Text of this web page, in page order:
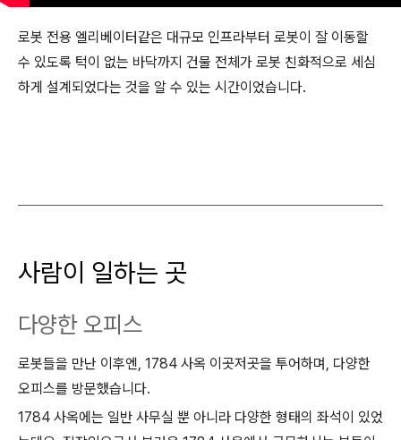
로봇 전용 엘리베이터같은 대규모 인프라부터 로봇이 잘 이동할
수 있도록 턱이 없는 바닥까지 건물 전체가 로봇 친화적으로 세심
하게 설계되었다는 것을 알 수 있는 시간이었습니다.
사람이 일하는 곳
다양한 오피스
로봇들을 만난 이후엔, 1784 사옥 이곳저곳을 투어하며, 다양한
오피스를 방문했습니다.
1784 사옥에는 일반 사무실 뿐 아니라 다양한 형태의 좌석이 있었